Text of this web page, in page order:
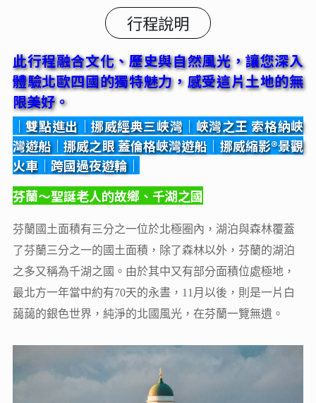
行程說明
此行程融合文化、歷史與自然風光，讓您深入
體驗北歐四國的獨特魅力，感受這片土地的無
限美好。
│雙點進出│挪威經典三峽灣 │峽灣之王 索格納峽
灣遊船│挪威之眼 蓋倫格峽灣遊船 │ 挪威縮影®景觀
火車│跨國過夜遊輪│
芬蘭～聖誕老人的故鄉、千湖之國
芬蘭國土面積有三分之一位於北極圈內，湖泊與森林覆蓋
了芬蘭三分之一的國土面積，除了森林以外，芬蘭的湖泊
之多又稱為千湖之國。由於其中又有部分面積位處極地，
最北方一年當中約有70天的永晝，11月以後，則是一片白
藹藹的銀色世界，純淨的北國風光，在芬蘭一覽無遺。